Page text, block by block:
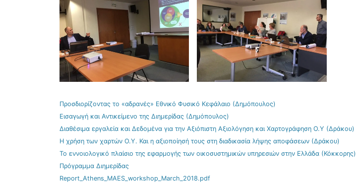
Προσδιορίζοντας τo «αδρανές» Εθνικό Φυσικό Κεφάλαιο (Δημόπουλος)
Εισαγωγή και Αντικείμενο της Διημερίδας (Δημόπουλος)
Διαθέσιμα εργαλεία και Δεδομένα για την Αξιόπιστη Αξιολόγηση και Χαρτογράφηση Ο.Υ (Δράκου)
Η χρήση των χαρτών Ο.Υ. Και η αξιοποίησή τους στη διαδικασία λήψης αποφάσεων (Δράκου)
Το εννοιολογικό πλαίσιο της εφαρμογής των οικοσυστημικών υπηρεσιών στην Ελλάδα (Κόκκορης)
Πρόγραμμα Διημερίδας
Report_Athens_MAES_workshop_March_2018.pdf